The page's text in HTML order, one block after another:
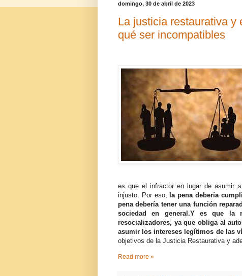
domingo, 30 de abril de 2023
La justicia restaurativa y
qué ser incompatibles
es que el infractor en lugar de asumir
injusto. Por eso, la pena debería
pena debería tener una función
sociedad en general.Y es que la
resocializadores, ya que obliga al
asumir los intereses legítimos de las
objetivos de la Justicia Restaurativa y
Read more »